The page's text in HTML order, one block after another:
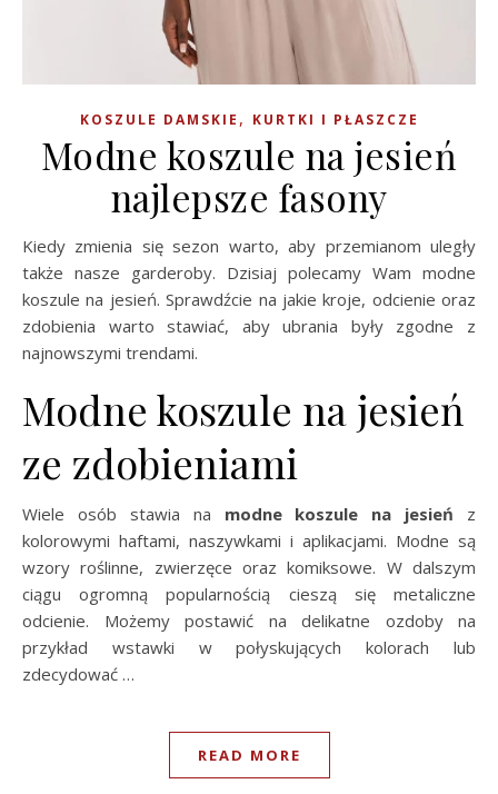
KOSZULE DAMSKIE , KURTKI I PŁASZCZE
Modne koszule na jesień
najlepsze fasony
Kiedy zmienia się sezon warto, aby przemianom uległy
także nasze garderoby. Dzisiaj polecamy Wam modne
koszule na jesień. Sprawdźcie na jakie kroje, odcienie oraz
zdobienia warto stawiać, aby ubrania były zgodne z
najnowszymi trendami.
Modne koszule na jesień
ze zdobieniami
Wiele osób stawia na modne koszule na jesień z
kolorowymi haftami, naszywkami i aplikacjami. Modne są
wzory roślinne, zwierzęce oraz komiksowe. W dalszym
ciągu ogromną popularnością cieszą się metaliczne
odcienie. Możemy postawić na delikatne ozdoby na
przykład wstawki w połyskujących kolorach lub
zdecydować …
READ MORE